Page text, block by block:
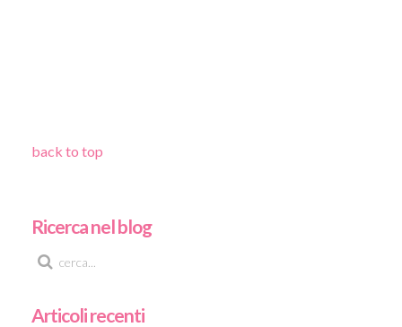
back to top
Ricerca nel blog
Articoli recenti